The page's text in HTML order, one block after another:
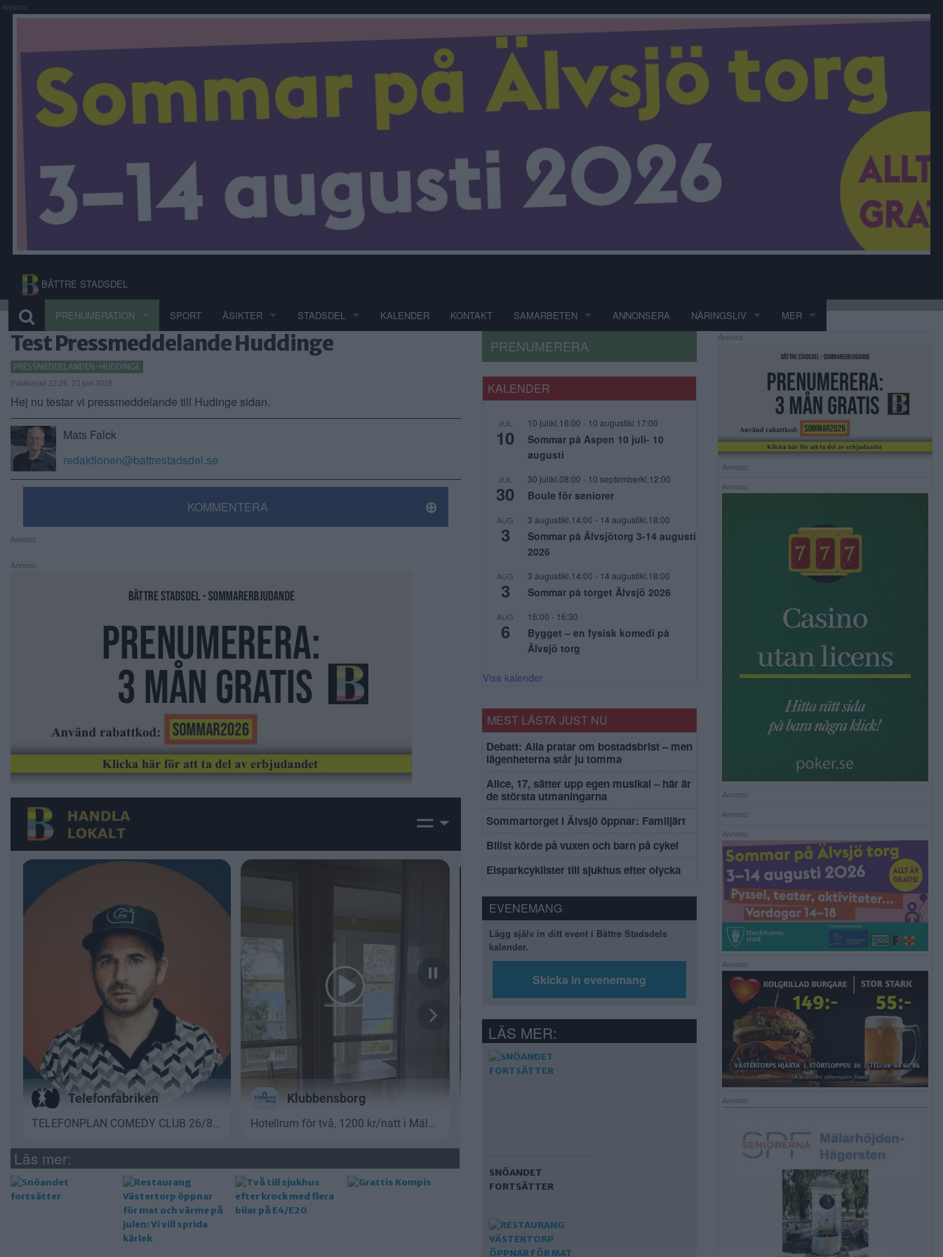
Annons:
BÄTTRE STADSDEL
PRENUMERATION SPORT ÅSIKTER STADSDEL KALENDER KONTAKT SAMARBETEN ANNONSERA NÄRINGSLIV MER
Test Pressmeddelande Huddinge
PRESSMEDDELANDEN-HUDDINGE
Publicerad 12:26, 23 juni 2016
Hej nu testar vi pressmeddelande till Hudinge sidan.
Mats Falck
redaktionen@battrestadsdel.se
KOMMENTERA
Annons:
Annons:
Läs mer:
PRENUMERERA
KALENDER
JUL
10
10 julikl.16:00 - 10 augustikl.17:00
Sommar på Aspen 10 juli- 10
augusti
JUL
30
30 julikl.08:00 - 10 septemberkl.12:00
Boule för seniorer
AUG
3
3 augustikl.14:00 - 14 augustikl.18:00
Sommar på Älvsjötorg 3-14 augusti
2026
AUG
3
3 augustikl.14:00 - 14 augustikl.18:00
Sommar på torget Älvsjö 2026
AUG
6
16:00 - 16:30
Bygget – en fysisk komedi på
Älvsjö torg
Visa kalender
MEST LÄSTA JUST NU
Debatt: Alla pratar om bostadsbrist – men
lägenheterna står ju tomma
Alice, 17, sätter upp egen musikal – här är
de största utmaningarna
Sommartorget i Älvsjö öppnar: Familjärt
Bilist körde på vuxen och barn på cykel
Elsparkcyklister till sjukhus efter olycka
EVENEMANG
Lägg själv in ditt event i Bättre Stadsdels
kalender.
Skicka in evenemang
LÄS MER:
SNÖANDET
FORTSÄTTER
Annons:
Annons:
Annons:
Annons:
Annons:
Annons:
Annons:
Annons: